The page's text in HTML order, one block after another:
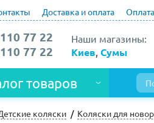
Доставка и оплата
Наши магазины:
Киев Сумы
77 22
77 22
товаров
коляски Коляски для